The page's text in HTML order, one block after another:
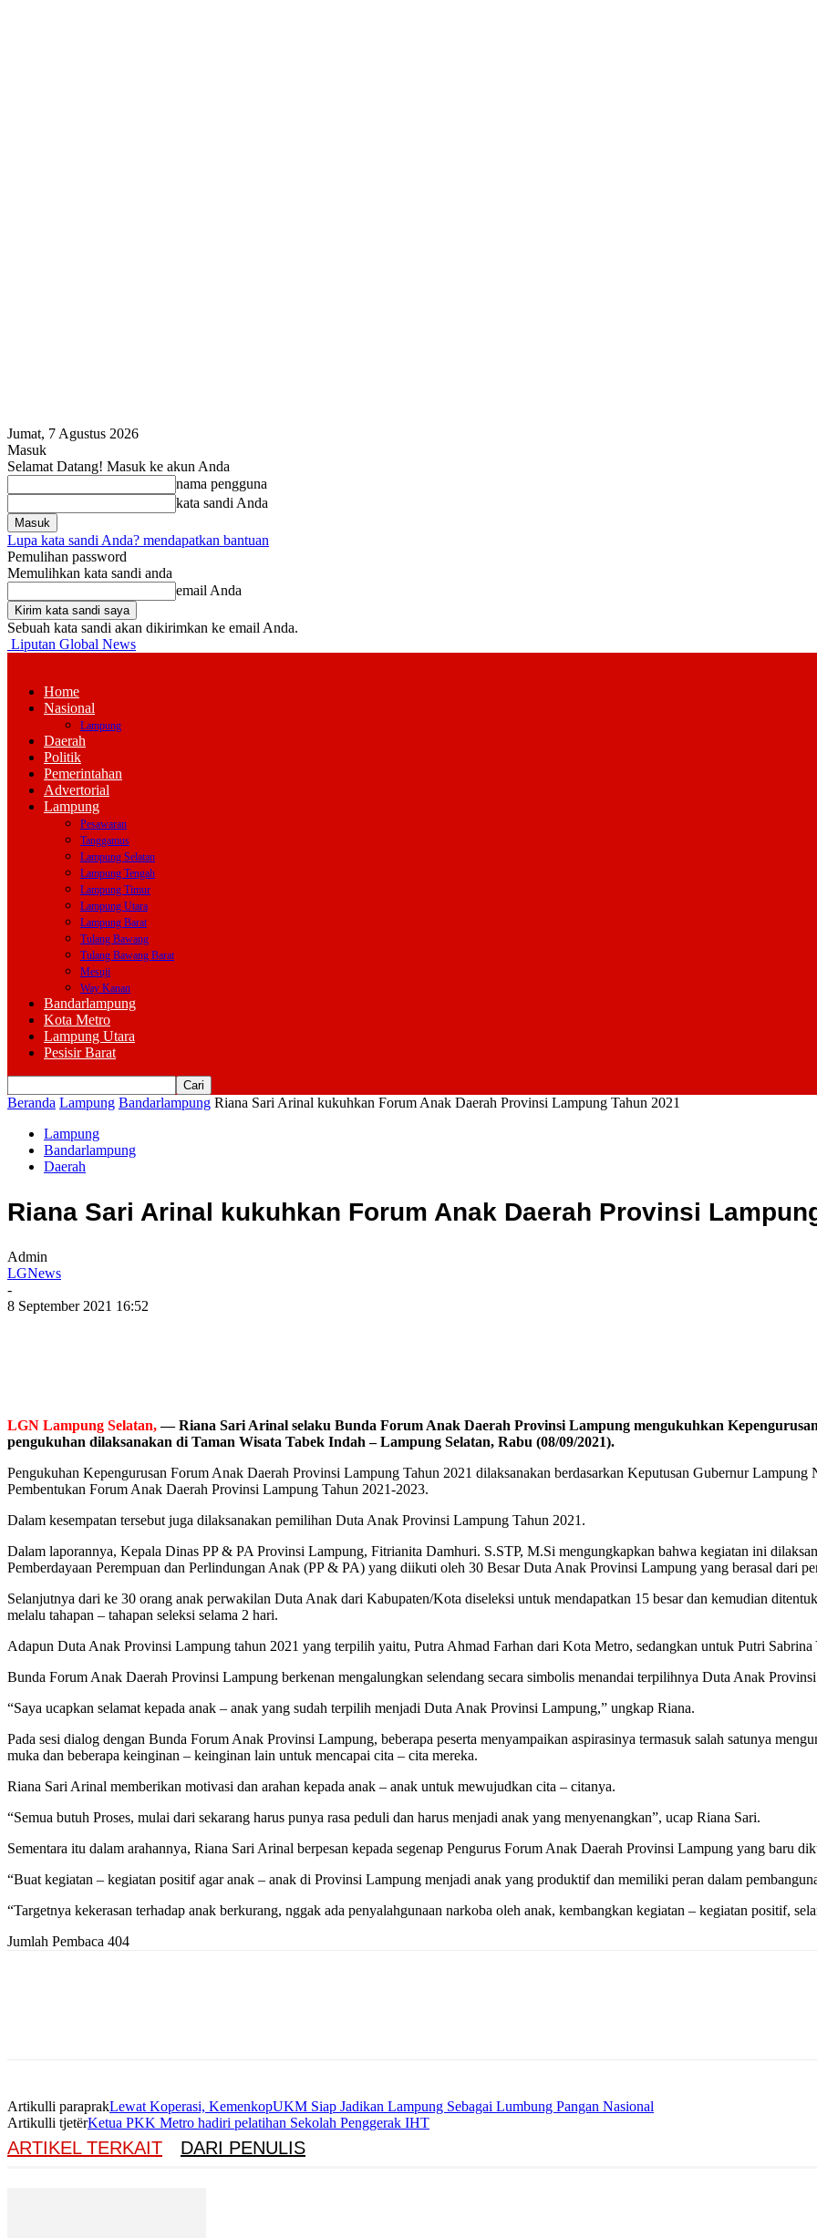
Jumat, 7 Agustus 2026
Masuk
Selamat Datang! Masuk ke akun Anda
nama pengguna
kata sandi Anda
Lupa kata sandi Anda? mendapatkan bantuan
Pemulihan password
Memulihkan kata sandi anda
email Anda
Sebuah kata sandi akan dikirimkan ke email Anda.
Liputan Global News
Home
Nasional
Lampung
Daerah
Politik
Pemerintahan
Advertorial
Lampung
Pesawaran
Tanggamus
Lampung Selatan
Lampung Tengah
Lampung Timur
Lampung Utara
Lampung Barat
Tulang Bawang
Tulang Bawang Barat
Mesuji
Way Kanan
Bandarlampung
Kota Metro
Lampung Utara
Pesisir Barat
Beranda Lampung Bandarlampung Riana Sari Arinal kukuhkan Forum Anak Daerah Provinsi Lampung Tahun 2021
Lampung
Bandarlampung
Daerah
Riana Sari Arinal kukuhkan Forum Anak Daerah Provinsi
Admin
LGNews
-
8 September 2021 16:52
LGN Lampung Selatan,— Riana Sari Arinal selaku Bunda Forum Anak Daerah Provinsi Lampung mengukuhkan
pengukuhan dilaksanakan di Taman Wisata Tabek Indah – Lampung Selatan, Rabu (08/09/2021).
Pengukuhan Kepengurusan Forum Anak Daerah Provinsi Lampung Tahun 2021 dilaksanakan berdasarkan Keputusan Gubernur
Pembentukan Forum Anak Daerah Provinsi Lampung Tahun 2021-2023.
Dalam kesempatan tersebut juga dilaksanakan pemilihan Duta Anak Provinsi Lampung Tahun 2021.
Dalam laporannya, Kepala Dinas PP & PA Provinsi Lampung, Fitrianita Damhuri. S.STP, M.Si mengungkapkan bahwa kegiatan ini
Pemberdayaan Perempuan dan Perlindungan Anak (PP & PA) yang diikuti oleh 30 Besar Duta Anak Provinsi Lampung yang berasal dari
Selanjutnya dari ke 30 orang anak perwakilan Duta Anak dari Kabupaten/Kota diseleksi untuk mendapatkan 15 besar dan kemudian
melalu tahapan – tahapan seleksi selama 2 hari.
Adapun Duta Anak Provinsi Lampung tahun 2021 yang terpilih yaitu, Putra Ahmad Farhan dari Kota Metro, sedangkan untuk Putri
Bunda Forum Anak Daerah Provinsi Lampung berkenan mengalungkan selendang secara simbolis menandai terpilihnya Duta Anak
“Saya ucapkan selamat kepada anak – anak yang sudah terpilih menjadi Duta Anak Provinsi Lampung,” ungkap Riana.
Pada sesi dialog dengan Bunda Forum Anak Provinsi Lampung, beberapa peserta menyampaikan aspirasinya termasuk salah satunya
muka dan beberapa keinginan – keinginan lain untuk mencapai cita – cita mereka.
Riana Sari Arinal memberikan motivasi dan arahan kepada anak – anak untuk mewujudkan cita – citanya.
“Semua butuh Proses, mulai dari sekarang harus punya rasa peduli dan harus menjadi anak yang menyenangkan”, ucap Riana Sari.
Sementara itu dalam arahannya, Riana Sari Arinal berpesan kepada segenap Pengurus Forum Anak Daerah Provinsi Lampung yang baru
“Buat kegiatan – kegiatan positif agar anak – anak di Provinsi Lampung menjadi anak yang produktif dan memiliki peran dalam
“Targetnya kekerasan terhadap anak berkurang, nggak ada penyalahgunaan narkoba oleh anak, kembangkan kegiatan – kegiatan positif,
Jumlah Pembaca 404
Artikulli paraprakLewat Koperasi, KemenkopUKM Siap Jadikan Lampung Sebagai Lumbung Pangan Nasional
Artikulli tjetërKetua PKK Metro hadiri pelatihan Sekolah Penggerak IHT
ARTIKEL TERKAIT DARI PENULIS